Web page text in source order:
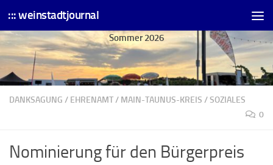
Skip to content
::: weinstadtjournal
Sommer 2026
DANKSAGUNG / EHRENAMT/ MAIN-TAUNUS-KREIS /SOZIALES
0
Nominierung für den Bürgerpreis